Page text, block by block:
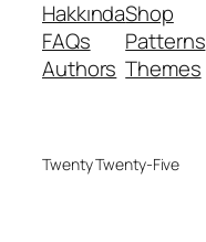
Hakkında
FAQs
Authors
Shop
Patterns
Themes
Twenty Twenty-Five